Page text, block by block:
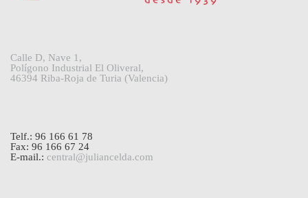
Calle D, Nave 1,
Polígono Industrial El Oliveral,
46394 Riba-Roja de Turia (Valencia)
Telf.: 96 166 61 78
Fax: 96 166 67 24
E-mail.: central@juliancelda.com